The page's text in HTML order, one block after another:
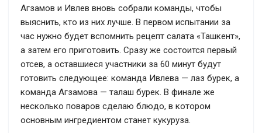
Агзамов и Ивлев вновь собрали команды, чтобы
выяснить, кто из них лучше. В первом испытании за
час нужно будет вспомнить рецепт салата «Ташкент»,
а затем его приготовить. Сразу же состоится первый
отсев, а оставшиеся участники за 60 минут будут
готовить следующее: команда Ивлева — лаз бурек, а
команда Агзамова — талаш бурек. В финале же
несколько поваров сделаю блюдо, в котором
основным ингредиентом станет кукуруза.